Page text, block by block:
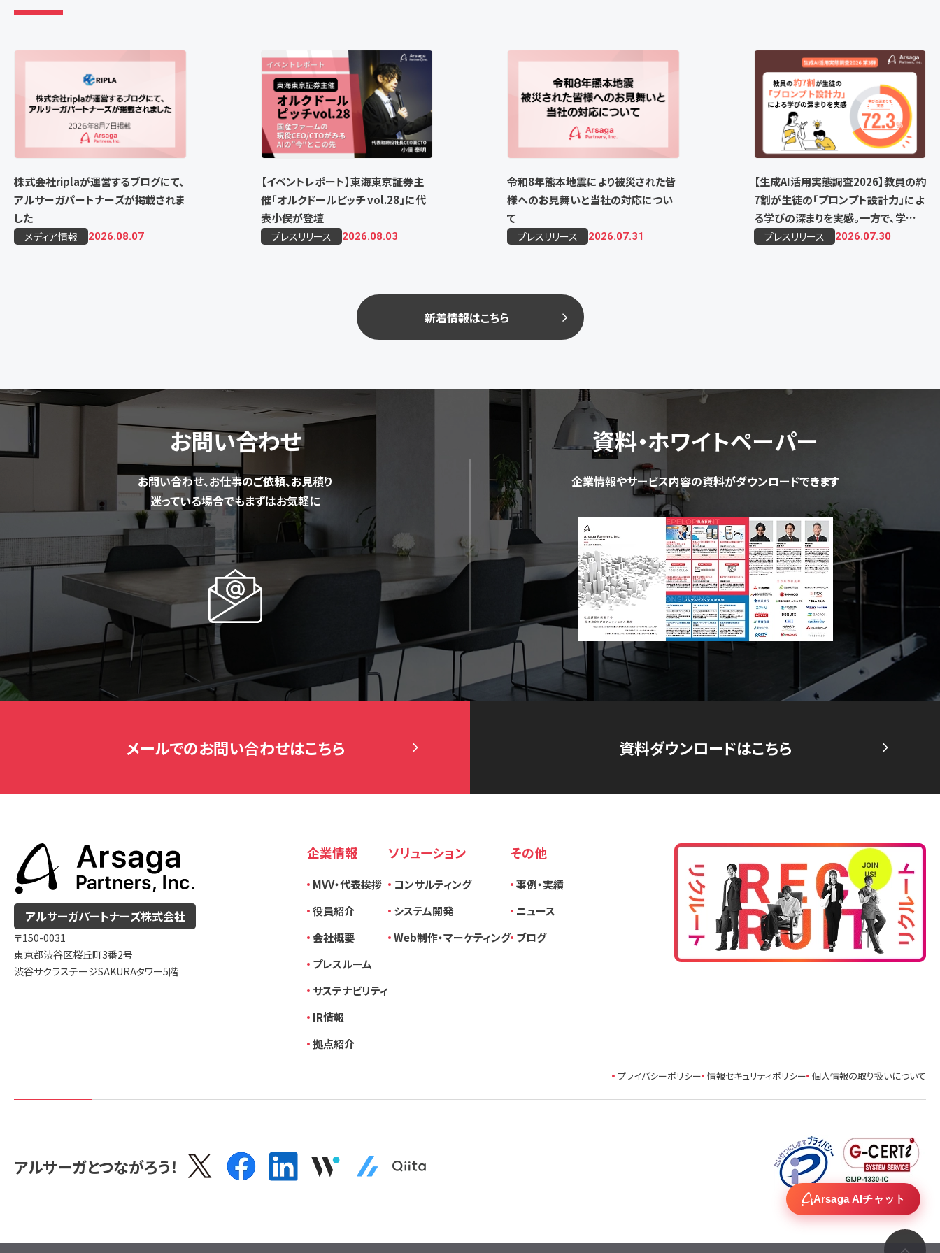
株式会社riplaが運営するブログにて、
アルサーガパートナーズが掲載されま
した
メディア情報 2026.08.07
【イベントレポート】東海東京証券主
催「オルクドールピッチ vol.28」に代
表小俣が登壇
プレスリリース 2026.08.03
令和8年熊本地震により被災された皆
様へのお見舞いと当社の対応につい
て
プレスリリース 2026.07.31
【生成AI活用実態調査2026】教員の約
7割が生徒の「プロンプト設計力」によ
る学びの深まりを実感。一方で、学力や
提出物の質の格差拡大が課題
プレスリリース 2026.07.30
新着情報はこちら
お問い合わせ
お問い合わせ、お仕事のご依頼、お見積り
迷っている場合でもまずはお気軽に
メールでのお問い合わせはこちら
資料・ホワイトペーパー
企業情報やサービス内容の資料がダウンロードできます
資料ダウンロードはこちら
アルサーガパートナーズ株式会社
〒150-0031
東京都渋谷区桜丘町3番2号
渋谷サクラステージSAKURAタワー5階
企業情報
MVV・代表挨拶
役員紹介
会社概要
プレスルーム
サステナビリティ
IR情報
拠点紹介
ソリューション
コンサルティング
システム開発
Web制作・マーケティング
その他
事例・実績
ニュース
ブログ
プライバシーポリシー 情報セキュリティポリシー 個人情報の取り扱いについて
アルサーガとつながろう！